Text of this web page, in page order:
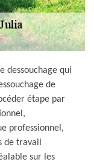
dessouchage qui
de
étape par
professionnel,
de travail
sur les